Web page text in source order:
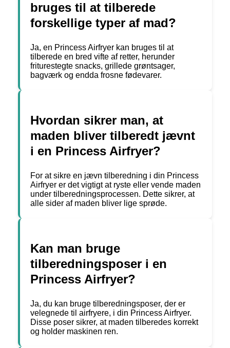
bruges til at tilberede
forskellige typer af mad?
Ja, en Princess Airfryer kan bruges til at
tilberede en bred vifte af retter, herunder
friturestegte snacks, grillede grøntsager,
bagværk og endda frosne fødevarer.
Hvordan sikrer man, at
maden bliver tilberedt jævnt
i en Princess Airfryer?
For at sikre en jævn tilberedning i din Princess
Airfryer er det vigtigt at ryste eller vende maden
under tilberedningsprocessen. Dette sikrer, at
alle sider af maden bliver lige sprøde.
Kan man bruge
tilberedningsposer i en
Princess Airfryer?
Ja, du kan bruge tilberedningsposer, der er
velegnede til airfryere, i din Princess Airfryer.
Disse poser sikrer, at maden tilberedes korrekt
og holder maskinen ren.